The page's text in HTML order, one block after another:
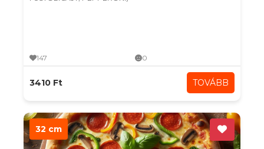
147 0
3410 Ft TOVÁBB
32 cm